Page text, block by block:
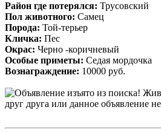
Район где потерялся: Трусовский
Пол животного: Самец
Порода: Той-терьер
Кличка: Пес
Окрас: Черно -коричневый
Особые приметы: Седая мордочка
Вознаграждение: 10000 руб.